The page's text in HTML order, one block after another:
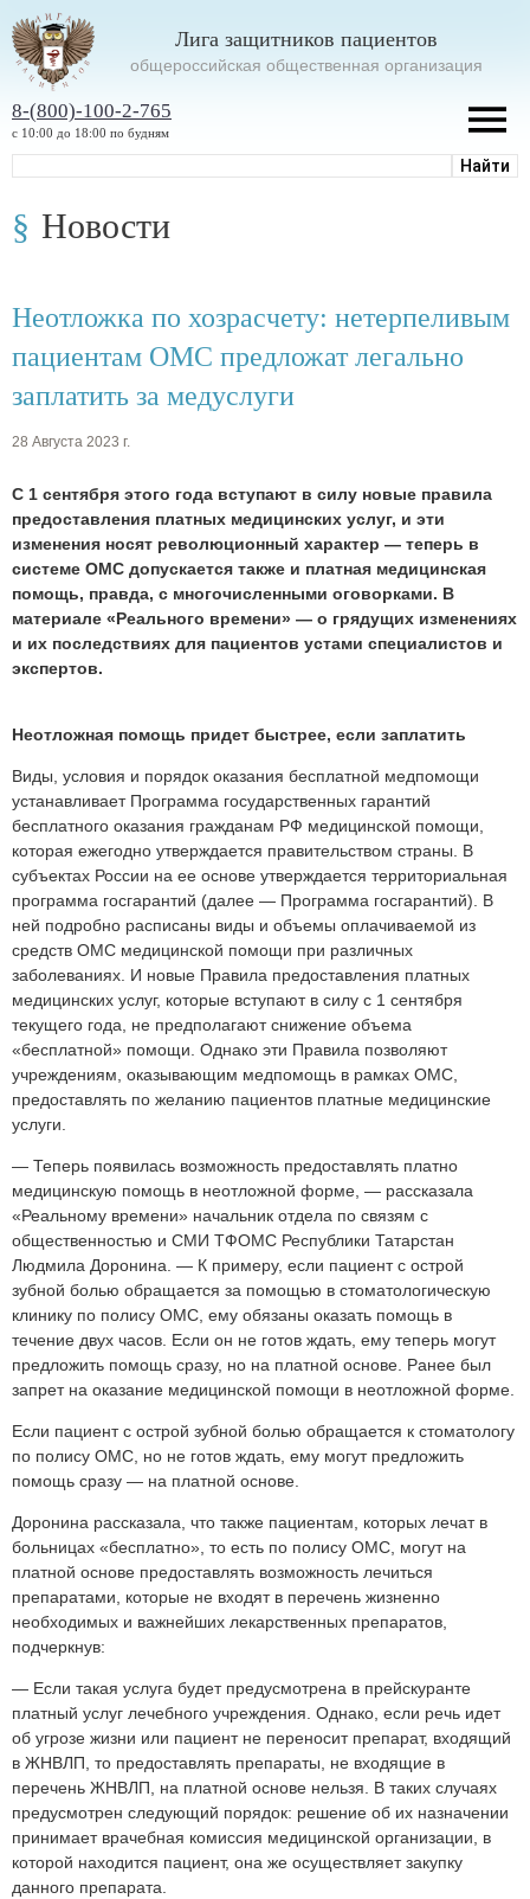
Лига защитников пациентов
oбщероссийская общественная организация
8-(800)-100-2-765
с 10:00 до 18:00 по будням
Новости
Неотложка по хозрасчету: нетерпеливым
пациентам ОМС предложат легально
заплатить за медуслуги
28 Августа 2023 г.
С 1 сентября этого года вступают в силу новые правила
предоставления платных медицинских услуг, и эти
изменения носят революционный характер — теперь в
системе ОМС допускается также и платная медицинская
помощь, правда, с многочисленными оговорками. В
материале «Реального времени» — о грядущих изменениях
и их последствиях для пациентов устами специалистов и
экспертов.
Неотложная помощь придет быстрее, если заплатить
Виды, условия и порядок оказания бесплатной медпомощи
устанавливает Программа государственных гарантий
бесплатного оказания гражданам РФ медицинской помощи,
которая ежегодно утверждается правительством страны. В
субъектах России на ее основе утверждается территориальная
программа госгарантий (далее — Программа госгарантий). В
ней подробно расписаны виды и объемы оплачиваемой из
средств ОМС медицинской помощи при различных
заболеваниях. И новые Правила предоставления платных
медицинских услуг, которые вступают в силу с 1 сентября
текущего года, не предполагают снижение объема
«бесплатной» помощи. Однако эти Правила позволяют
учреждениям, оказывающим медпомощь в рамках ОМС,
предоставлять по желанию пациентов платные медицинские
услуги.
— Теперь появилась возможность предоставлять платно
медицинскую помощь в неотложной форме, — рассказала
«Реальному времени» начальник отдела по связям с
общественностью и СМИ ТФОМС Республики Татарстан
Людмила Доронина. — К примеру, если пациент с острой
зубной болью обращается за помощью в стоматологическую
клинику по полису ОМС, ему обязаны оказать помощь в
течение двух часов. Если он не готов ждать, ему теперь могут
предложить помощь сразу, но на платной основе. Ранее был
запрет на оказание медицинской помощи в неотложной форме.
Если пациент с острой зубной болью обращается к стоматологу
по полису ОМС, но не готов ждать, ему могут предложить
помощь сразу — на платной основе.
Доронина рассказала, что также пациентам, которых лечат в
больницах «бесплатно», то есть по полису ОМС, могут на
платной основе предоставлять возможность лечиться
препаратами, которые не входят в перечень жизненно
необходимых и важнейших лекарственных препаратов,
подчеркнув:
— Если такая услуга будет предусмотрена в прейскуранте
платный услуг лечебного учреждения. Однако, если речь идет
об угрозе жизни или пациент не переносит препарат, входящий
в ЖНВЛП, то предоставлять препараты, не входящие в
перечень ЖНВЛП, на платной основе нельзя. В таких случаях
предусмотрен следующий порядок: решение об их назначении
принимает врачебная комиссия медицинской организации, в
которой находится пациент, она же осуществляет закупку
данного препарата.